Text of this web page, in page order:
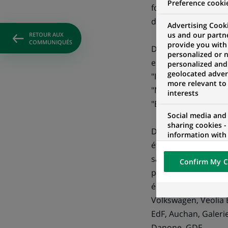
RETOUR AUX
COMMUNIQUÉS
fois "Euro
de structuration et
Dans le domaine
européenne, sa
"Investment-
"Mandated Lead
"Bookrunner" du
Dans les
établissements à
sa dimension
pour la diversité
émetteurs
Volkswagen,
EdF, Auchan,
Preference
Advertising
us and our
provide you with
personalized or
personalized and
geolocated
more relevant
interests
Social media
sharing cookies
information with
networks and
visualization on
of the content
external website.
Confirm My